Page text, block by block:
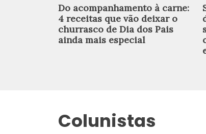
Do acompanhamento à carne:
4 receitas que vão deixar o
churrasco de Dia dos Pais
ainda mais especial
Colunistas